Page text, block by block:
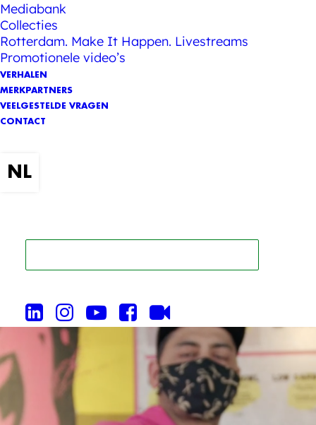
Mediabank
Collecties
Rotterdam. Make It Happen. Livestreams
Promotionele video’s
VERHALEN
MERKPARTNERS
VEELGESTELDE VRAGEN
CONTACT